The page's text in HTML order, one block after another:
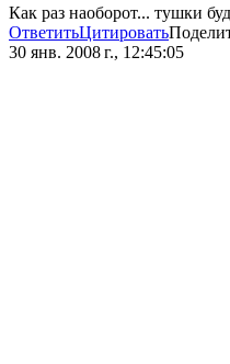
Как раз наоборот... тушки
ОтветитьЦитировать
30 янв. 2008 г., 12:45:05